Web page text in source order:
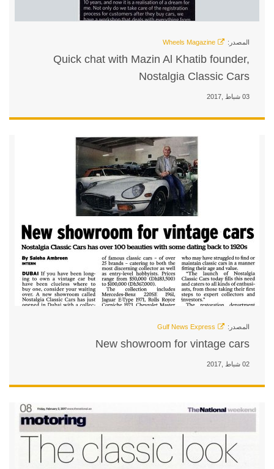
Quick chat with Mazin
New